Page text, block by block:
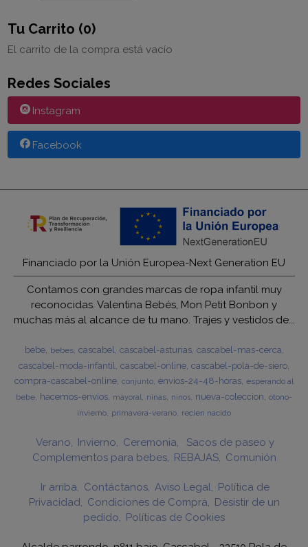
Tu Carrito (0)
El carrito de la compra está vacío
Redes Sociales
Instagram
Facebook
Financiado por la Unión Europea-Next Generation EU
Contamos con grandes marcas de ropa infantil muy
reconocidas. Valentina Bebés, Mon Petit Bonbon y
muchas más al alcance de tu mano. Trajes y vestidos de...
bebe bebes cascabel cascabel-asturias cascabel-mas-cerca
cascabel-moda-infantil cascabel-online cascabel-pola-de-siero
compra-cascabel-online conjunto envios-24-48-horas esperando al
bebe hacemos-envios mayoral ninas ninos nueva-coleccion otono-
invierno primavera-verano recien nacido
Verano Invierno Ceremonia
Sacos de paseo y
Complementos para bebes
REBAJAS Comunión
Ir arriba Contáctanos Aviso Legal
Política de
Privacidad
Condiciones de Compra
Desistir de un
pedido
Políticas de Cookies